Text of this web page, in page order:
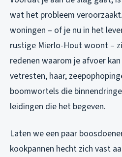
wat het probleem
woningen – of je nu in het
rustige Mierlo-Hout woont –
redenen waarom je afvoer
vetresten, haar,
boomwortels die
leidingen die het begeven.
Laten we een paar
kookpannen hecht zich vast